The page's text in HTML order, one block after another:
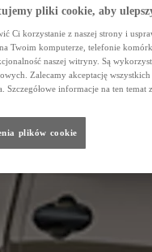
pliki cookie, aby
Ci korzystanie z naszej strony i
Twoim komputerze, telefonie
naszej witryny. Są
Zalecamy akceptację
Szczegółowe informacje na ten temat
plików cookie